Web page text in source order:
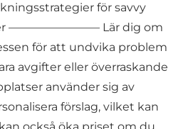
för savvy
———————— Lär dig om
för att undvika problem
avgifter eller överraskande
använder sig av
förslag, vilket kan